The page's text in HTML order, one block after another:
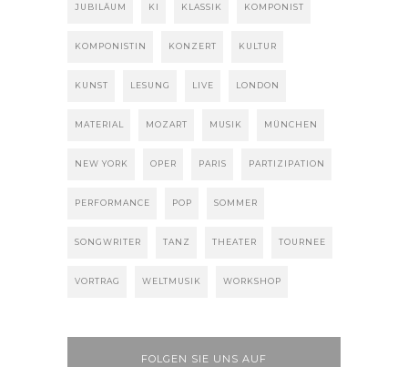
JUBILÄUM KI KLASSIK KOMPONIST
KOMPONISTIN KONZERT KULTUR
KUNST LESUNG LIVE LONDON
MATERIAL MOZART MUSIK MÜNCHEN
NEW YORK OPER PARIS PARTIZIPATION
PERFORMANCE POP SOMMER
SONGWRITER TANZ THEATER TOURNEE
VORTRAG WELTMUSIK WORKSHOP
FOLGEN SIE UNS AUF